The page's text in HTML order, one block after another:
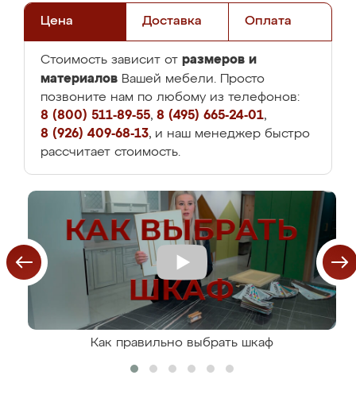
Цена Доставка Оплата
Стоимость зависит от размеров и
материалов Вашей мебели. Просто
позвоните нам по любому из телефонов:
8 (800) 511-89-55, 8 (495) 665-24-01,
8 (926) 409-68-13, и наш менеджер быстро
рассчитает стоимость.
Как правильно выбрать шкаф